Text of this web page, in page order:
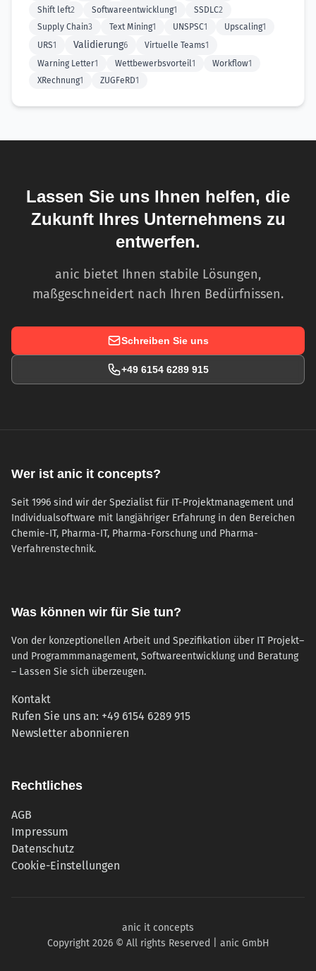
Shift left2 Softwareentwicklung1 SSDLC2
Supply Chain3 Text Mining1 UNSPSC1 Upscaling1
URS1 Validierung6 Virtuelle Teams1
Warning Letter1 Wettbewerbsvorteil1 Workflow1
XRechnung1 ZUGFeRD1
Lassen Sie uns Ihnen helfen, die
Zukunft Ihres Unternehmens zu
entwerfen.
anic bietet Ihnen stabile Lösungen,
maßgeschneidert nach Ihren Bedürfnissen.
Schreiben Sie uns
+49 6154 6289 915
Wer ist anic it concepts?
Seit 1996 sind wir der Spezialist für IT-Projektmanagement und
Individualsoftware mit langjähriger Erfahrung in den Bereichen
Chemie-IT, Pharma-IT, Pharma-Forschung und Pharma-
Verfahrenstechnik.
Was können wir für Sie tun?
Von der konzeptionellen Arbeit und Spezifikation über IT Projekt–
und Programmmanagement, Softwareentwicklung und Beratung
– Lassen Sie sich überzeugen.
Kontakt
Rufen Sie uns an: +49 6154 6289 915
Newsletter abonnieren
Rechtliches
AGB
Impressum
Datenschutz
Cookie-Einstellungen
anic it concepts
Copyright 2026 © All rights Reserved | anic GmbH